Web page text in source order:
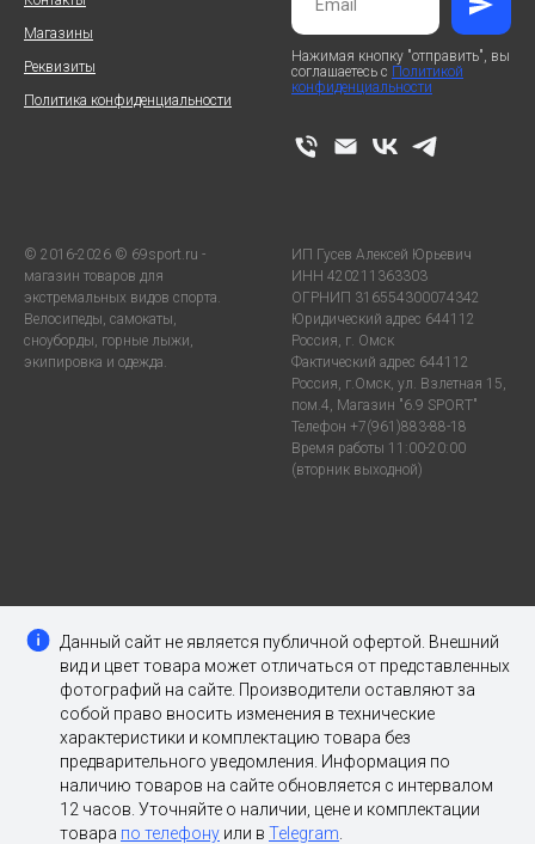
Магазины
Реквизиты
Политика конфиденциальности
Нажимая кнопку "отправить", вы
соглашаетесь с Политикой
конфиденциальности
© 2016-2026 © 69sport.ru -
магазин товаров для
экстремальных видов спорта.
Велосипеды, самокаты,
сноуборды, горные лыжи,
экипировка и одежда.
ИП Гусев Алексей Юрьевич
ИНН 420211363303
ОГРНИП 316554300074342
Юридический адрес 644112
Россия, г. Омск
Фактический адрес 644112
Россия, г.Омск, ул. Взлетная 15,
пом.4, Магазин "6.9 SPORT"
Телефон +7(961)883-88-18
Время работы 11:00-20:00
(вторник выходной)
Данный сайт не является публичной офертой. Внешний
вид и цвет товара может отличаться от представленных
фотографий на сайте. Производители оставляют за
собой право вносить изменения в технические
характеристики и комплектацию товара без
предварительного уведомления. Информация по
наличию товаров на сайте обновляется с интервалом
12 часов. Уточняйте о наличии, цене и комплектации
товара по телефону или в Telegram.